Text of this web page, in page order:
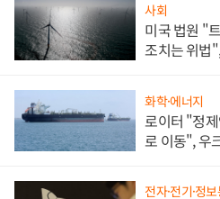
사회
미국 법원 "
조치는 위법
화학·에너지
로이터 "정
로 이동", 우
전자·전기·정